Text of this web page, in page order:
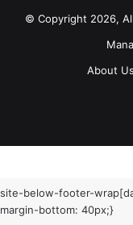
© Copyright 2026,
About Us
site-below-footer-
margin-bottom: 40px;}